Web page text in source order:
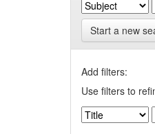
Start a new
Add filters:
Use filters to